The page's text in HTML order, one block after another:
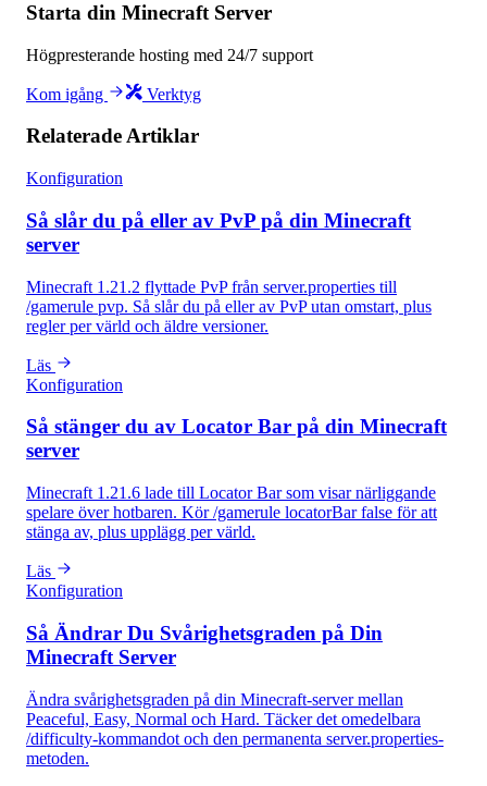
Starta din Minecraft Server
Högpresterande hosting med 24/7 support
Kom igång Verktyg
Relaterade Artiklar
Konfiguration
Så slår du på eller av PvP på din Minecraft
server
Minecraft 1.21.2 flyttade PvP från server.properties till
/gamerule pvp. Så slår du på eller av PvP utan omstart, plus
regler per värld och äldre versioner.
Läs
Konfiguration
Så stänger du av Locator Bar på din Minecraft
server
Minecraft 1.21.6 lade till Locator Bar som visar närliggande
spelare över hotbaren. Kör /gamerule locatorBar false för att
stänga av, plus upplägg per värld.
Läs
Konfiguration
Så Ändrar Du Svårighetsgraden på Din
Minecraft Server
Ändra svårighetsgraden på din Minecraft-server mellan
Peaceful, Easy, Normal och Hard. Täcker det omedelbara
/difficulty-kommandot och den permanenta server.properties-
metoden.